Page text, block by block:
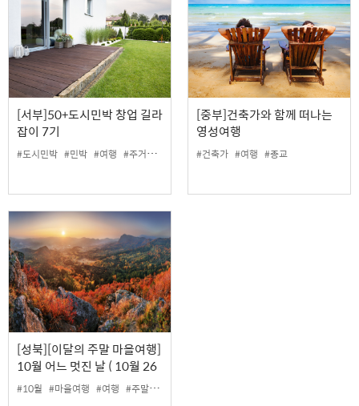
[서부]50+도시민박 창업 길라
잡이 7기
#도시민박 #민박 #여행 #주거 #창업
[중부]건축가와 함께 떠나는
영성여행
#건축가 #여행 #종교
[성북][이달의 주말 마을여행]
10월 어느 멋진 날 ( 10월 26
일 서울속 DMZ, 북악하늘길
#10월 #마을여행 #여행 #주말 #트래킹